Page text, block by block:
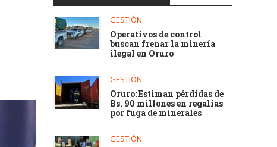
GESTIÓN
Operativos de control
buscan frenar la minería
ilegal en Oruro
GESTIÓN
Oruro: Estiman pérdidas de
Bs. 90 millones en regalías
por fuga de minerales
GESTIÓN